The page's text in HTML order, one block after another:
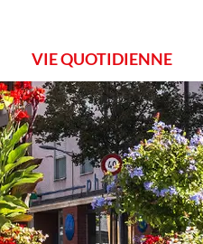
VIE QUOTIDIENNE